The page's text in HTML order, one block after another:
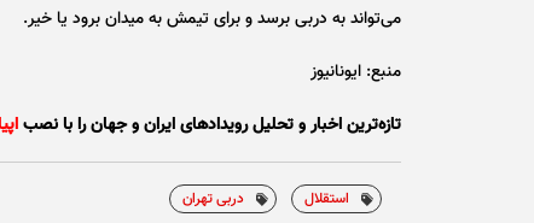
می‌تواند به دربی برسد و برای تیمش به میدان برود یا خیر.
منبع: ایونانیوز
تازه‌ترین اخبار و تحلیل‌ رویدادهای ایران و جهان را با نصب
استقلال دربی تهران